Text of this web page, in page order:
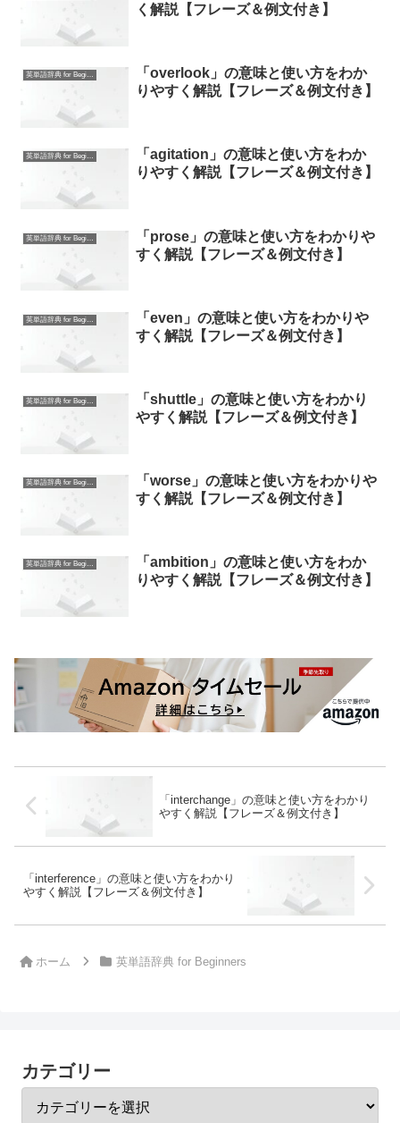
く解説【フレーズ＆例文付き】
英単語辞典 for Beginners
「overlook」の意味と使い方をわか
りやすく解説【フレーズ＆例文付き】
英単語辞典 for Beginners
「agitation」の意味と使い方をわか
りやすく解説【フレーズ＆例文付き】
英単語辞典 for Beginners
「prose」の意味と使い方をわかりや
すく解説【フレーズ＆例文付き】
英単語辞典 for Beginners
「even」の意味と使い方をわかりや
すく解説【フレーズ＆例文付き】
英単語辞典 for Beginners
「shuttle」の意味と使い方をわかり
やすく解説【フレーズ＆例文付き】
英単語辞典 for Beginners
「worse」の意味と使い方をわかりや
すく解説【フレーズ＆例文付き】
英単語辞典 for Beginners
「ambition」の意味と使い方をわか
りやすく解説【フレーズ＆例文付き】
「interchange」の意味と使い方をわかり
やすく解説【フレーズ＆例文付き】
「interference」の意味と使い方をわかり
やすく解説【フレーズ＆例文付き】
ホーム 英単語辞典 for Beginners
カテゴリー